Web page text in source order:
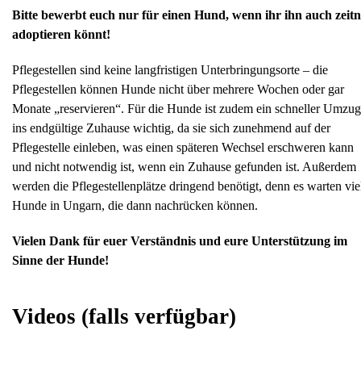
Bitte bewerbt euch nur für einen Hund, wenn ihr ihn auch
adoptieren könnt!
Pflegestellen sind keine langfristigen Unterbringungsorte – die
Pflegestellen können Hunde nicht über mehrere Wochen oder gar
Monate „reservieren“. Für die Hunde ist zudem ein schneller Umzug
ins endgültige Zuhause wichtig, da sie sich zunehmend auf der
Pflegestelle einleben, was einen späteren Wechsel erschweren kann
und nicht notwendig ist, wenn ein Zuhause gefunden ist. Außerdem
werden die Pflegestellenplätze dringend benötigt, denn es warten
Hunde in Ungarn, die dann nachrücken können.
Vielen Dank für euer Verständnis und eure Unterstützung im
Sinne der Hunde!
Videos (falls verfügbar)